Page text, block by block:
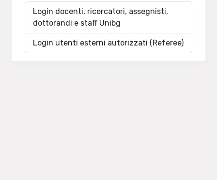
Login docenti, ricercatori, assegnisti,
dottorandi e staff Unibg
Login utenti esterni autorizzati (Referee)